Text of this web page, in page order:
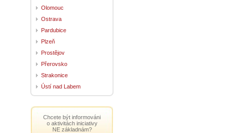
Olomouc
Ostrava
Pardubice
Plzeň
Prostějov
Přerovsko
Strakonice
Ústí nad Labem
Chcete být informováni
o aktivitách iniciativy
NE základnám?